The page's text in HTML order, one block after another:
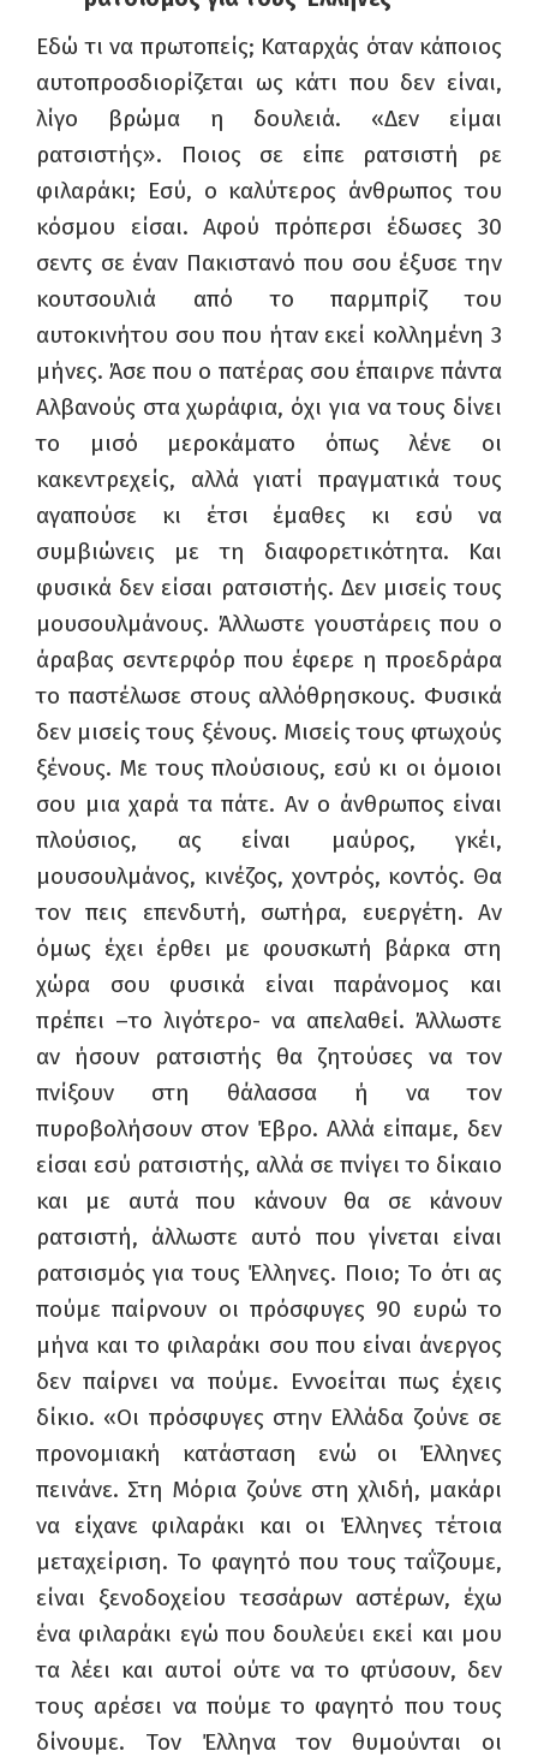
Εδώ τι να πρωτοπείς; Καταρχάς όταν κάποιος
αυτοπροσδιορίζεται ως κάτι που δεν είναι,
λίγο βρώμα η δουλειά. «Δεν είμαι
ρατσιστής». Ποιος σε είπε ρατσιστή ρε
φιλαράκι; Εσύ, ο καλύτερος άνθρωπος του
κόσμου είσαι. Αφού πρόπερσι έδωσες 30
σεντς σε έναν Πακιστανό που σου έξυσε την
κουτσουλιά από το παρμπρίζ του
αυτοκινήτου σου που ήταν εκεί κολλημένη 3
μήνες. Άσε που ο πατέρας σου έπαιρνε πάντα
Αλβανούς στα χωράφια, όχι για να τους δίνει
το μισό μεροκάματο όπως λένε οι
κακεντρεχείς, αλλά γιατί πραγματικά τους
αγαπούσε κι έτσι έμαθες κι εσύ να
συμβιώνεις με τη διαφορετικότητα. Και
φυσικά δεν είσαι ρατσιστής. Δεν μισείς τους
μουσουλμάνους. Άλλωστε γουστάρεις που ο
άραβας σεντερφόρ που έφερε η προεδράρα
το παστέλωσε στους αλλόθρησκους. Φυσικά
δεν μισείς τους ξένους. Μισείς τους φτωχούς
ξένους. Με τους πλούσιους, εσύ κι οι όμοιοι
σου μια χαρά τα πάτε. Αν ο άνθρωπος είναι
πλούσιος, ας είναι μαύρος, γκέι,
μουσουλμάνος, κινέζος, χοντρός, κοντός. Θα
τον πεις επενδυτή, σωτήρα, ευεργέτη. Αν
όμως έχει έρθει με φουσκωτή βάρκα στη
χώρα σου φυσικά είναι παράνομος και
πρέπει –το λιγότερο- να απελαθεί. Άλλωστε
αν ήσουν ρατσιστής θα ζητούσες να τον
πνίξουν στη θάλασσα ή να τον
πυροβολήσουν στον Έβρο. Αλλά είπαμε, δεν
είσαι εσύ ρατσιστής, αλλά σε πνίγει το δίκαιο
και με αυτά που κάνουν θα σε κάνουν
ρατσιστή, άλλωστε αυτό που γίνεται είναι
ρατσισμός για τους Έλληνες. Ποιο; Το ότι ας
πούμε παίρνουν οι πρόσφυγες 90 ευρώ το
μήνα και το φιλαράκι σου που είναι άνεργος
δεν παίρνει να πούμε. Εννοείται πως έχεις
δίκιο. «Οι πρόσφυγες στην Ελλάδα ζούνε σε
προνομιακή κατάσταση ενώ οι Έλληνες
πεινάνε. Στη Μόρια ζούνε στη χλιδή, μακάρι
να είχανε φιλαράκι και οι Έλληνες τέτοια
μεταχείριση. Το φαγητό που τους ταΐζουμε,
είναι ξενοδοχείου τεσσάρων αστέρων, έχω
ένα φιλαράκι εγώ που δουλεύει εκεί και μου
τα λέει και αυτοί ούτε να το φτύσουν, δεν
τους αρέσει να πούμε το φαγητό που τους
δίνουμε. Τον Έλληνα τον θυμούνται οι